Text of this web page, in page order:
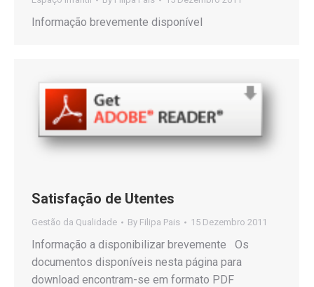
Informação brevemente disponível
Satisfação de Utentes
Gestão da Qualidade By Filipa Pais 15 Dezembro 2011
Informação a disponibilizar brevemente Os
documentos disponíveis nesta página para
download encontram-se em formato PDF